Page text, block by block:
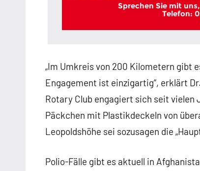
Sprechen Sie mit
Telefon:
„Im Umkreis von 200 Kilometern gibt
Engagement ist einzigartig“, erklärt
Rotary Club engagiert sich seit vielen
Päckchen mit Plastikdeckeln von
Leopoldshöhe sei sozusagen die
Polio-Fälle gibt es aktuell in